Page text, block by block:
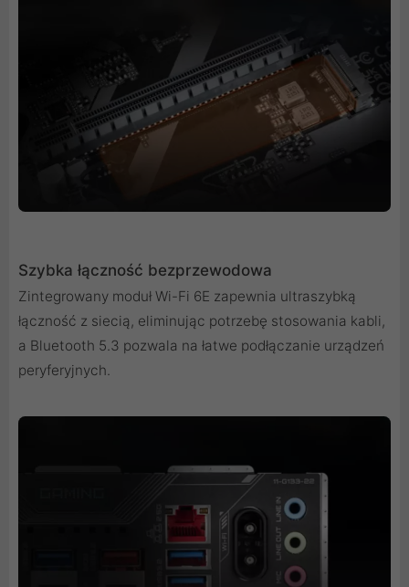
Szybka łączność bezprzewodowa
Zintegrowany moduł Wi-Fi 6E zapewnia ultraszybką
łączność z siecią, eliminując potrzebę stosowania kabli,
a Bluetooth 5.3 pozwala na łatwe podłączanie urządzeń
peryferyjnych.